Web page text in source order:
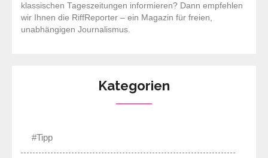
klassischen Tageszeitungen informieren? Dann empfehlen
wir Ihnen die RiffReporter – ein Magazin für freien,
unabhängigen Journalismus.
Kategorien
#Tipp